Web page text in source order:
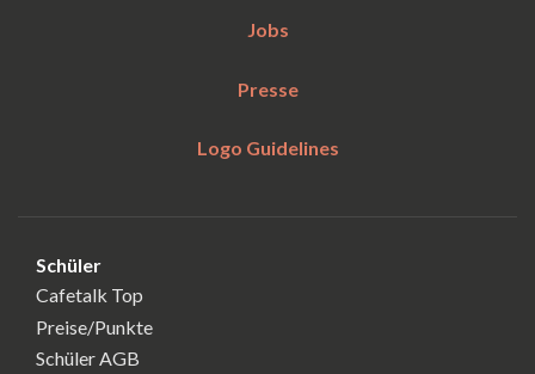
Jobs
Presse
Logo Guidelines
Schüler
Cafetalk Top
Preise/Punkte
Schüler AGB